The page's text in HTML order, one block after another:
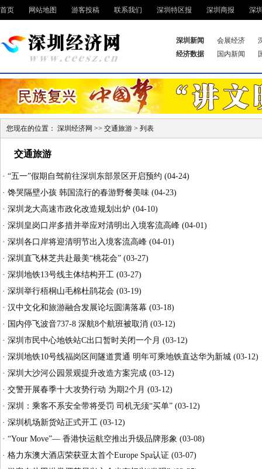
首页 网站地图 游客投稿 联系我们 深圳特区报 深圳商报 深
深圳新闻 会展经济
经济数据
国内新闻
您现在的位置： 深圳经济网 >> 交通旅游 > 列表
交通旅游
· “五一”假期自驾前往深圳东部景区开启预约 (04-24)
· 馋哭隔壁小孩 韩国流行的春游野餐美味 (04-23)
· 深圳龙大高速市政化改造规划出炉 (04-10)
· 深圳皇岗口岸多措并举应对清明出入境客流高峰 (04-01)
· 深圳各口岸将迎清明节出入境客流高峰 (04-01)
· 深圳直飞林芝共赴最美“桃花会” (03-27)
· 深圳地铁13号线主体结构开工 (03-27)
· 深圳举行梧桐山毛棉杜鹃花会 (03-19)
· 汉中文化和旅游融合发展论坛圆满落幕 (03-18)
· 国内停飞波音737-8 深航8个航班被取消 (03-12)
· 深圳市民中心地铁站C出口暂时关闭一个月 (03-12)
· 深圳地铁10号线福岗区间隧道贯通 明年可乘地铁直达华为新城 (03-12)
· 深圳大沙河公园景观提升改造方案完成 (03-12)
· 交警开展春季十大攻势行动 为期2个月 (03-12)
· 深圳：乘客不系安全带将受罚 司机无须“买单” (03-12)
· 深圳机场新货站正式开工 (03-12)
· “Your Move”— 香港快运航空推出升级品牌形象 (03-08)
· 格力东澳大酒店荣获亚太首个Europe Spa认证 (03-07)